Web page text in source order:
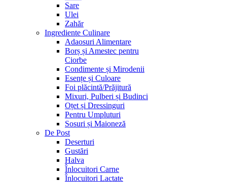
Sare
Ulei
Zahăr
Ingrediente Culinare
Adaosuri Alimentare
Borș și Amestec pentru
Ciorbe
Condimente și Mirodenii
Esențe și Culoare
Foi plăcintă/Prăjitură
Mixuri, Pulberi și Budinci
Oțet și Dressinguri
Pentru Umpluturi
Sosuri și Maioneză
De Post
Deserturi
Gustări
Halva
Înlocuitori Carne
Înlocuitori Lactate